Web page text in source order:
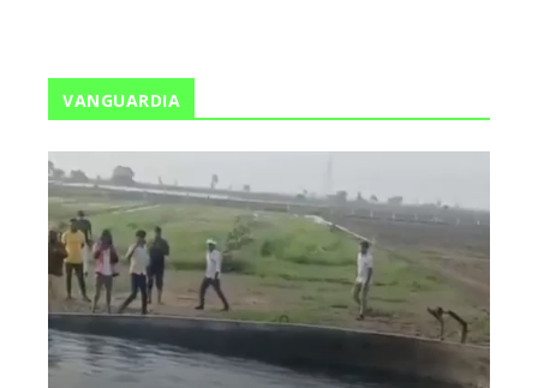
VANGUARDIA